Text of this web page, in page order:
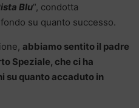
Blu“, condotta
su quanto successo.
abbiamo sentito il padre
Speziale, che ci ha
su quanto accaduto in